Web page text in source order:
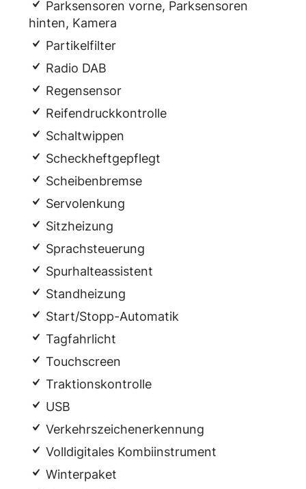
Parksensoren vorne, Parksensoren
hinten, Kamera
Partikelfilter
Radio DAB
Regensensor
Reifendruckkontrolle
Schaltwippen
Scheckheftgepflegt
Scheibenbremse
Servolenkung
Sitzheizung
Sprachsteuerung
Spurhalteassistent
Standheizung
Start/Stopp-Automatik
Tagfahrlicht
Touchscreen
Traktionskontrolle
USB
Verkehrszeichenerkennung
Volldigitales Kombiinstrument
Winterpaket